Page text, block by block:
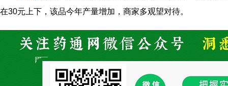
在30元上下，该品今年产量增加，商家多观望对待。